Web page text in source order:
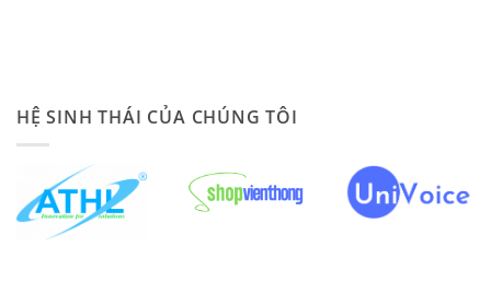
HỆ SINH THÁI CỦA CHÚNG TÔI